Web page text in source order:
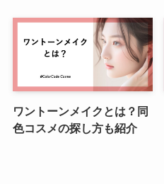
ワントーンメイクとは？同
色コスメの探し方も紹介